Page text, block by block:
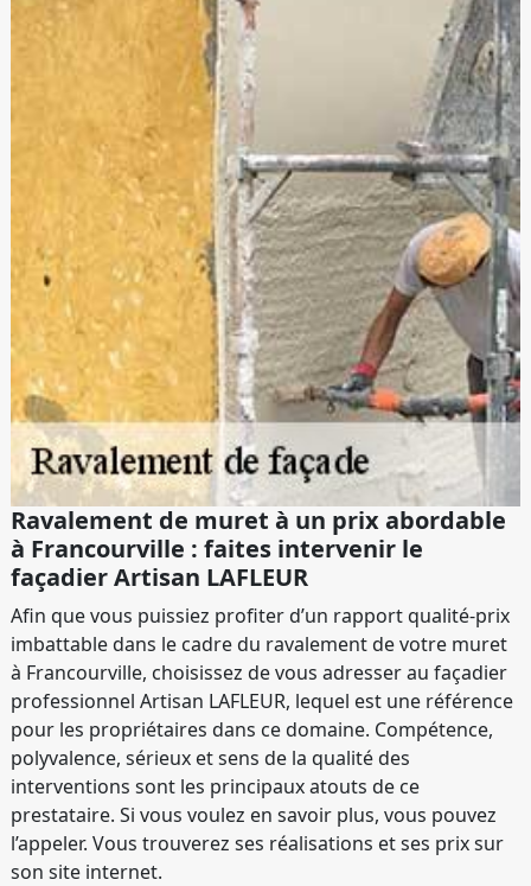
Ravalement de muret à un prix abordable
à Francourville : faites intervenir le
façadier Artisan LAFLEUR
Afin que vous puissiez profiter d’un rapport qualité-prix
imbattable dans le cadre du ravalement de votre muret
à Francourville, choisissez de vous adresser au façadier
professionnel Artisan LAFLEUR, lequel est une référence
pour les propriétaires dans ce domaine. Compétence,
polyvalence, sérieux et sens de la qualité des
interventions sont les principaux atouts de ce
prestataire. Si vous voulez en savoir plus, vous pouvez
l’appeler. Vous trouverez ses réalisations et ses prix sur
son site internet.